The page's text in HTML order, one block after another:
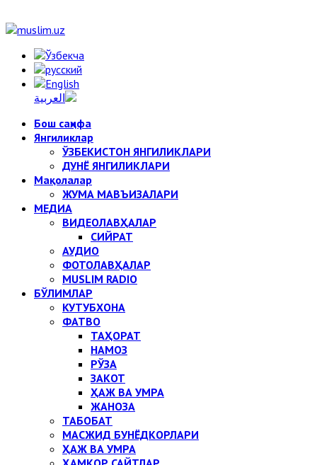
Бош саҳифа
Янгиликлар
ЎЗБЕКИСТОН ЯНГИЛИКЛАРИ
ДУНЁ ЯНГИЛИКЛАРИ
Мақолалар
ЖУМА МАВЪИЗАЛАРИ
МЕДИА
ВИДЕОЛАВҲАЛАР
СИЙРАТ
АУДИО
ФОТОЛАВҲАЛАР
MUSLIM RADIO
БЎЛИМЛАР
КУТУБХОНА
ФАТВО
ТАҲОРАТ
НАМОЗ
РЎЗА
ЗАКОТ
ҲАЖ ВА УМРА
ЖАНОЗА
ТАБОБАТ
МАСЖИД БУНЁДКОРЛАРИ
ҲАЖ ВА УМРА